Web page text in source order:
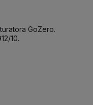
GoZero.
10.